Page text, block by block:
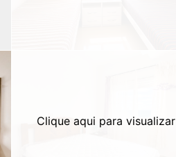
Clique aqui para visualizar